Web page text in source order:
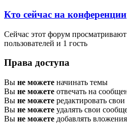
Кто сейчас на конференции
Сейчас этот форум
пользователей и 1 гость
Права доступа
Вы не можете начинать темы
Вы не можете отвечать на
Вы не можете редактировать
Вы не можете удалять свои
Вы не можете добавлять вложения